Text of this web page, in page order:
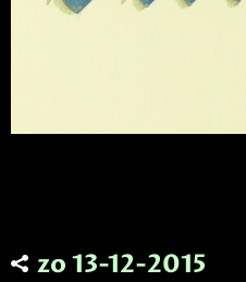
zo 13-12-2015